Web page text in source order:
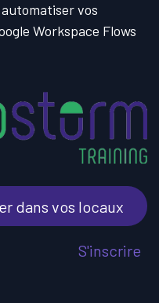
vos
Workspace Flows
dans vos locaux
S'inscrire